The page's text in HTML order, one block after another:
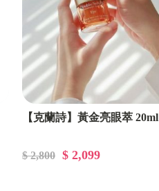
【克蘭詩】黃金亮眼萃 20ml
$ 2,800 $ 2,099